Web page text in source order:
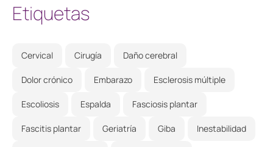
Etiquetas
Cervical Cirugía Daño cerebral
Dolor crónico Embarazo Esclerosis múltiple
Escoliosis Espalda Fasciosis plantar
Fascitis plantar Geriatría Giba Inestabilidad